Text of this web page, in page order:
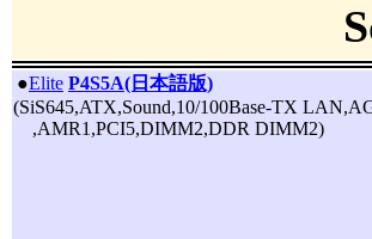
●Elite P4S5A(日本語版)
(SiS645,ATX,Sound,10/100Base-TX
,AMR1,PCI5,DIMM2,DDR DIMM2)